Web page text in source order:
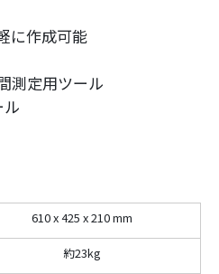
に作成可能
測定用ツール
610 x 425 x 210 mm
約23kg